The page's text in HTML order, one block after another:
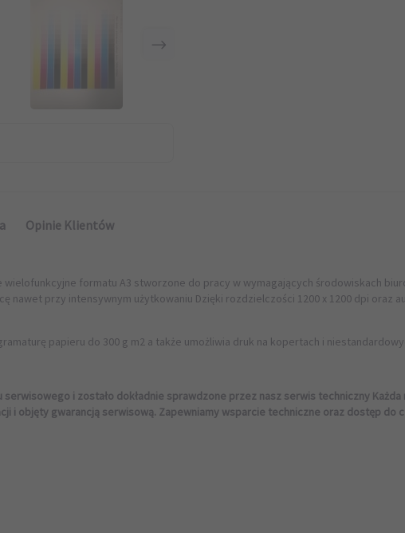
Opinie Klientów
formatu A3 stworzone do pracy w wymagających środowiskach
nawet przy intensywnym użytkowaniu Dzięki rozdzielczości 1200 x 1200 dpi oraz
papieru do 300 g m2 a także umożliwia druk na kopertach i
i zostało dokładnie sprawdzone przez nasz serwis techniczny
i objęty gwarancją serwisową. Zapewniamy wsparcie techniczne oraz dostęp do
printer4